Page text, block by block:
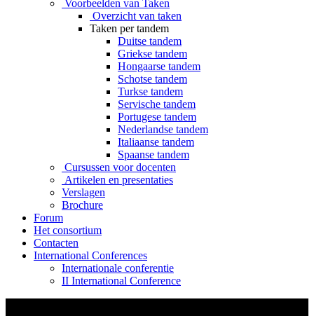
Voorbeelden van Taken
Overzicht van taken
Taken per tandem
Duitse tandem
Griekse tandem
Hongaarse tandem
Schotse tandem
Turkse tandem
Servische tandem
Portugese tandem
Nederlandse tandem
Italiaanse tandem
Spaanse tandem
Cursussen voor docenten
Artikelen en presentaties
Verslagen
Brochure
Forum
Het consortium
Contacten
International Conferences
Internationale conferentie
II International Conference